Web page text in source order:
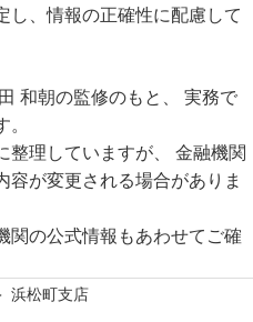
し、情報の正確性に配慮して
和朝の監修のもと、 実務で
整理していますが、 金融機関
容が変更される場合がありま
関の公式情報もあわせてご確
浜松町支店